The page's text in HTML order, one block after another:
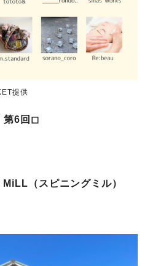
提供
第6回◻︎
（スピニングミル）